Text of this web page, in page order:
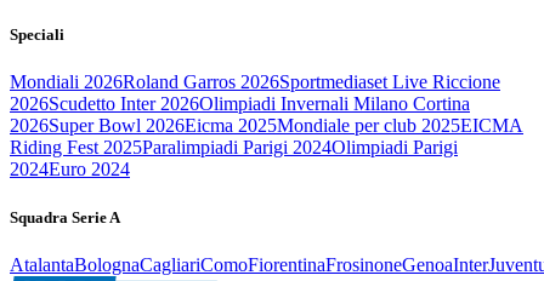
Speciali
Mondiali 2026Roland Garros 2026Sportmediaset Live Riccione
2026Scudetto Inter 2026Olimpiadi Invernali Milano Cortina
2026Super Bowl 2026Eicma 2025Mondiale per club 2025EICMA
Riding Fest 2025Paralimpiadi Parigi 2024Olimpiadi Parigi
2024Euro 2024
Squadra Serie A
AtalantaBolognaCagliariComoFiorentinaFrosinoneGenoaInter